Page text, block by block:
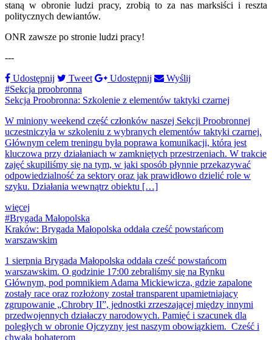
staną w obronie ludzi pracy, zrobią to za nas marksiści i reszta
politycznych dewiantów.
ONR zawsze po stronie ludzi pracy!
---
Udostępnij
Tweet Udostępnij
Wyślij
#Sekcja proobronna
Sekcja Proobronna: Szkolenie z elementów taktyki czarnej
W miniony weekend część członków naszej Sekcji Proobronnej
uczestniczyła w szkoleniu z wybranych elementów taktyki czarnej.
Głównym celem treningu była poprawa komunikacji, która jest
kluczowa przy działaniach w zamkniętych przestrzeniach. W trakcie
zajęć skupiliśmy się na tym, w jaki sposób płynnie przekazywać
odpowiedzialność za sektory oraz jak prawidłowo dzielić role w
szyku. Działania wewnątrz obiektu […]
więcej
#Brygada Małopolska
Kraków: Brygada Małopolska oddała cześć powstańcom
warszawskim
1 sierpnia Brygada Małopolska oddała cześć powstańcom
warszawskim. O godzinie 17:00 zebraliśmy się na Rynku
Głównym, pod pomnikiem Adama Mickiewicza, gdzie zapalone
zostały race oraz rozłożony został transparent upamietniajacy
zgrupowanie „Chrobry II”, jednostki zrzeszającej między innymi
przedwojennych działaczy narodowych. Pamięć i szacunek dla
poległych w obronie Ojczyzny jest naszym obowiązkiem. Cześć i
chwała bohaterom